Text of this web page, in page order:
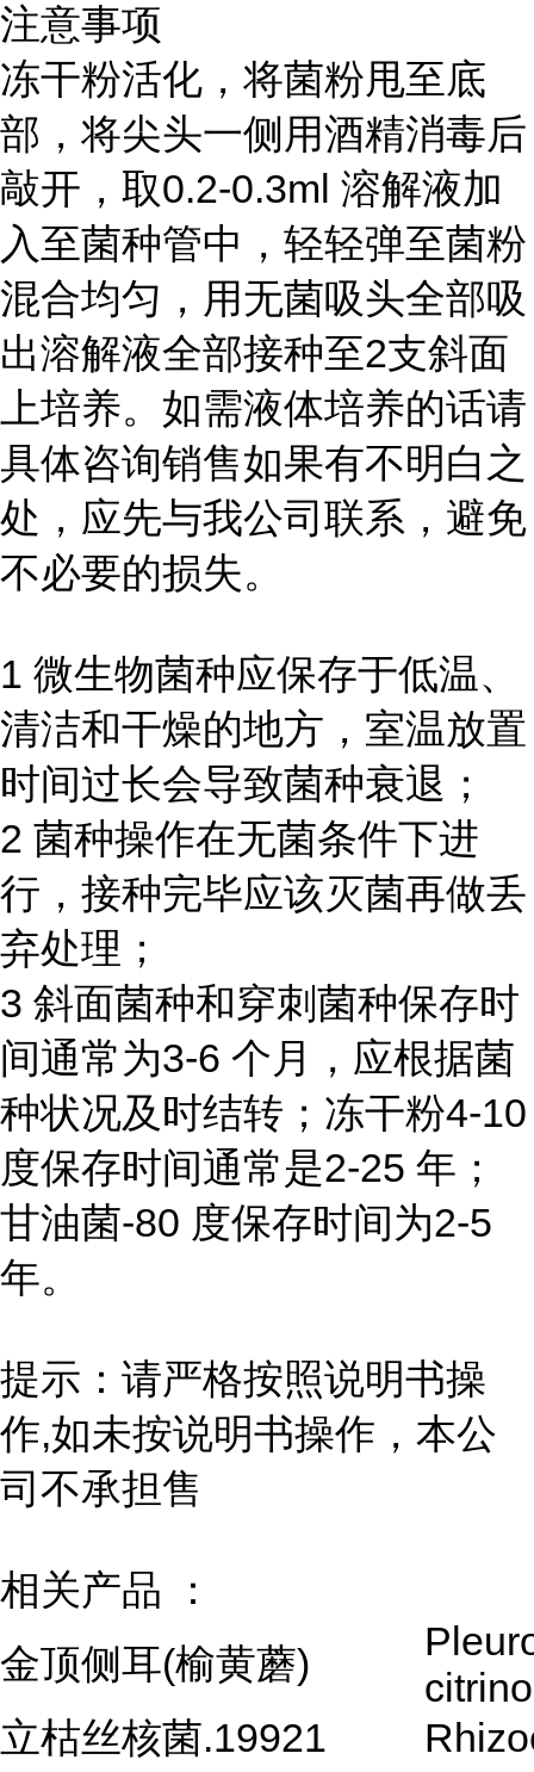
注意事项
冻干粉活化，将菌粉甩至底
部，将尖头一侧用酒精消毒后
敲开，取0.2-0.3ml 溶解液加
入至菌种管中，轻轻弹至菌粉
混合均匀，用无菌吸头全部吸
出溶解液全部接种至2支斜面
上培养。如需液体培养的话请
具体咨询销售如果有不明白之
处，应先与我公司联系，避免
不必要的损失。
1 微生物菌种应保存于低温、
清洁和干燥的地方，室温放置
时间过长会导致菌种衰退；
2 菌种操作在无菌条件下进
行，接种完毕应该灭菌再做丢
弃处理；
3 斜面菌种和穿刺菌种保存时
间通常为3-6 个月，应根据菌
种状况及时结转；冻干粉4-10
度保存时间通常是2-25 年；
甘油菌-80 度保存时间为2-5
年。
提示：请严格按照说明书操
作,如未按说明书操作，本公
司不承担售
相关产品 ：
金顶侧耳(榆黄蘑)
立枯丝核菌.19921